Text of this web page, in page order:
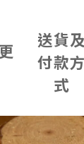
送貨及
付款方
式